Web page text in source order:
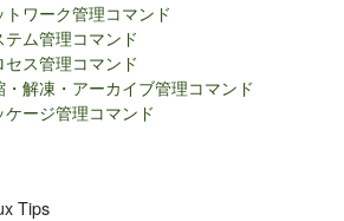
トワーク管理コマンド
テム管理コマンド
セス管理コマンド
・解凍・アーカイブ管理コマンド
ケージ管理コマンド
Tips